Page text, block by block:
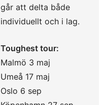
går att delta både
individuellt och i lag.
Toughest tour:
Malmö 3 maj
Umeå 17 maj
Oslo 6 sep